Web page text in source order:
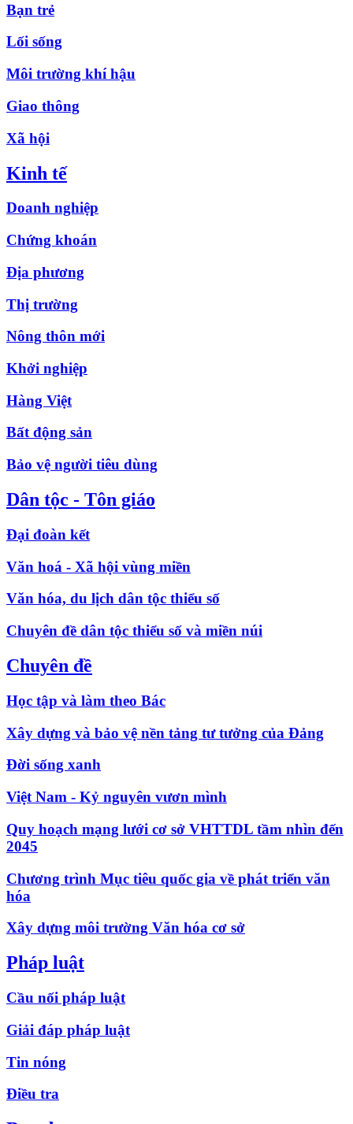
Bạn trẻ
Lối sống
Môi trường khí hậu
Giao thông
Xã hội
Kinh tế
Doanh nghiệp
Chứng khoán
Địa phương
Thị trường
Nông thôn mới
Khởi nghiệp
Hàng Việt
Bất động sản
Bảo vệ người tiêu dùng
Dân tộc - Tôn giáo
Đại đoàn kết
Văn hoá - Xã hội vùng miền
Văn hóa, du lịch dân tộc thiểu số
Chuyên đề dân tộc thiểu số và miền núi
Chuyên đề
Học tập và làm theo Bác
Xây dựng và bảo vệ nền tảng tư tưởng của Đảng
Đời sống xanh
Việt Nam - Kỷ nguyên vươn mình
Quy hoạch mạng lưới cơ sở VHTTDL tầm nhìn đến
2045
Chương trình Mục tiêu quốc gia về phát triển văn
hóa
Xây dựng môi trường Văn hóa cơ sở
Pháp luật
Cầu nối pháp luật
Giải đáp pháp luật
Tin nóng
Điều tra